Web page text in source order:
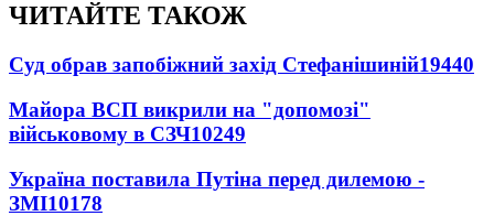
ЧИТАЙТЕ ТАКОЖ
Суд обрав запобіжний захід Стефанішиній19440
Майора ВСП викрили на "допомозі"
військовому в СЗЧ10249
Україна поставила Путіна перед дилемою -
ЗМІ10178